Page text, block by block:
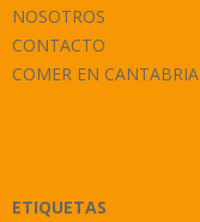
NOSOTROS
CONTACTO
COMER EN CANTABRIA
ETIQUETAS